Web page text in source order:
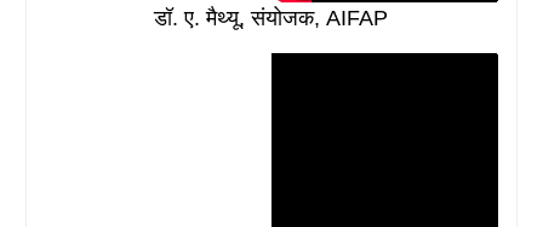
डॉ. ए. मैथ्यू, संयोजक, AIFAP